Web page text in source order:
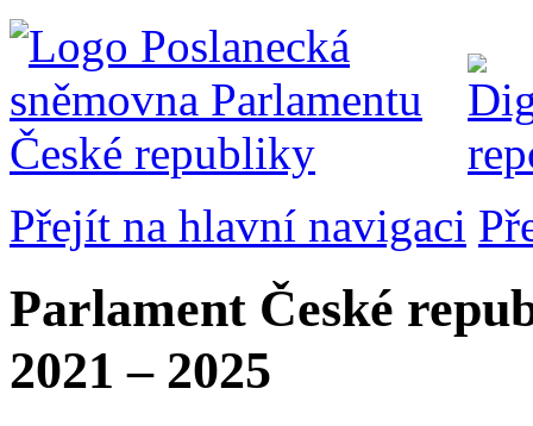
Přejít na hlavní navigaci
Parlament České
2021 – 2025